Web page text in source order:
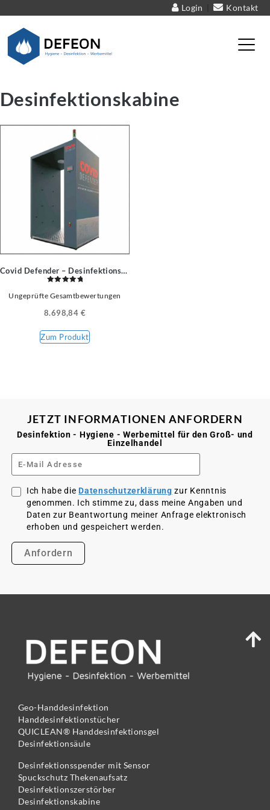
Login Kontakt
Desinfektionskabine
Covid Defender – Desinfektionskabine
mit
Ungeprüfte Gesamtbewertungen
8.698,84 €
Zum Produkt
JETZT INFORMATIONEN ANFORDERN
Desinfektion - Hygiene - Werbemittel für den Groß- und
Einzelhandel
Ich habe die Datenschutzerklärung zur Kenntnis
genommen. Ich stimme zu, dass meine Angaben und
Daten zur Beantwortung meiner Anfrage elektronisch
erhoben und gespeichert werden.
Geo-Handdesinfektion
Handdesinfektionstücher
QUICLEAN® Handdesinfektionsgel
Desinfektionsäule
Desinfektionsspender mit Sensor
Spuckschutz Thekenaufsatz
Desinfektionszerstörber
Desinfektionskabine